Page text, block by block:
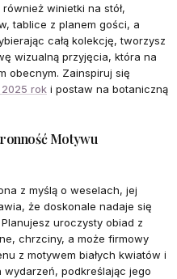
winietki na stół,
tablice z planem gości, a
całą kolekcję, tworzysz
wizualną przyjęcia, która na
obecnym. Zainspiruj się
rok i postaw na botaniczną
Motywu
z myślą o weselach, jej
że doskonale nadaje się
uroczysty obiad z
chrzciny, a może firmowy
z motywem białych kwiatów i
podkreślając jego